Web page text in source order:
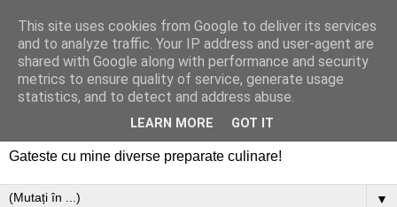
Gateste cu mine diverse preparate culinare!
▼
This site uses cookies from Google to deliver its services
and to analyze traffic. Your IP address and user-agent are
shared with Google along with performance and security
metrics to ensure quality of service, generate usage
statistics, and to detect and address abuse.
LEARN MORE GOT IT